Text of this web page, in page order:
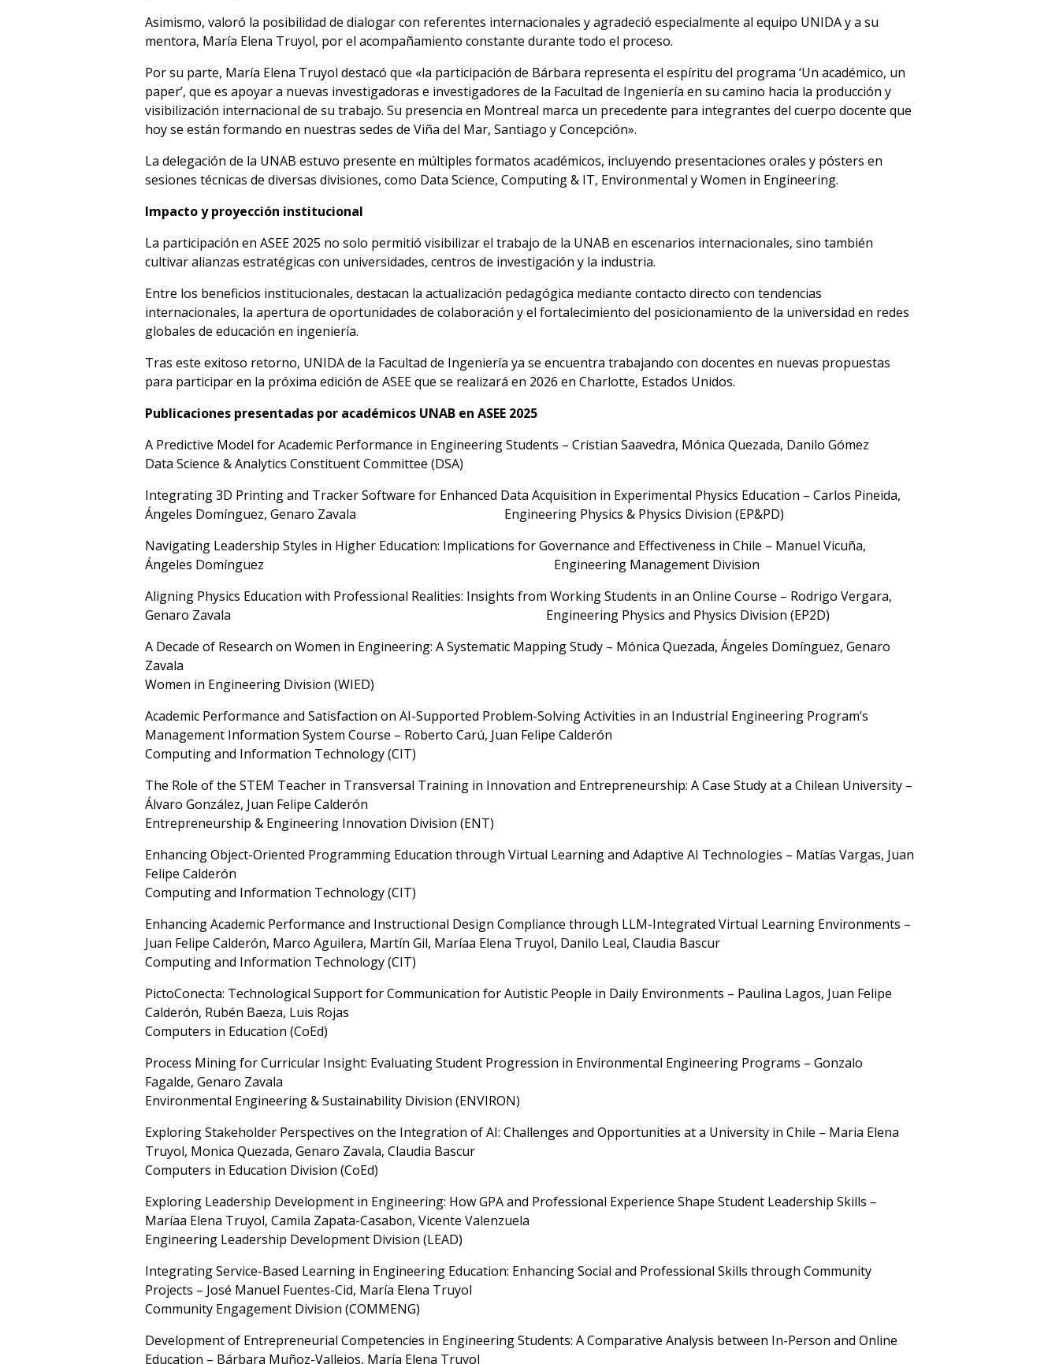
Asimismo, valoró la posibilidad de dialogar con referentes internacionales y agradeció especialmente al equipo UNIDA y a su
mentora, María Elena Truyol, por el acompañamiento constante durante todo el proceso.
Por su parte, María Elena Truyol destacó que «la participación de Bárbara representa el espíritu del programa ‘Un académico, un
paper’, que es apoyar a nuevas investigadoras e investigadores de la Facultad de Ingeniería en su camino hacia la producción y
visibilización internacional de su trabajo. Su presencia en Montreal marca un precedente para integrantes del cuerpo docente que
hoy se están formando en nuestras sedes de Viña del Mar, Santiago y Concepción».
La delegación de la UNAB estuvo presente en múltiples formatos académicos, incluyendo presentaciones orales y pósters en
sesiones técnicas de diversas divisiones, como Data Science, Computing & IT, Environmental y Women in Engineering.
Impacto y proyección institucional
La participación en ASEE 2025 no solo permitió visibilizar el trabajo de la UNAB en escenarios internacionales, sino también
cultivar alianzas estratégicas con universidades, centros de investigación y la industria.
Entre los beneficios institucionales, destacan la actualización pedagógica mediante contacto directo con tendencias
internacionales, la apertura de oportunidades de colaboración y el fortalecimiento del posicionamiento de la universidad en redes
globales de educación en ingeniería.
Tras este exitoso retorno, UNIDA de la Facultad de Ingeniería ya se encuentra trabajando con docentes en nuevas propuestas
para participar en la próxima edición de ASEE que se realizará en 2026 en Charlotte, Estados Unidos.
Publicaciones presentadas por académicos UNAB en ASEE 2025
A Predictive Model for Academic Performance in Engineering Students – Cristian Saavedra, Mónica Quezada, Danilo Gómez
Data Science & Analytics Constituent Committee (DSA)
Integrating 3D Printing and Tracker Software for Enhanced Data Acquisition in Experimental Physics Education – Carlos Pineida,
Ángeles Domínguez, Genaro Zavala Engineering Physics & Physics Division (EP&PD)
Navigating Leadership Styles in Higher Education: Implications for Governance and Effectiveness in Chile – Manuel Vicuña,
Ángeles Domínguez Engineering Management Division
Aligning Physics Education with Professional Realities: Insights from Working Students in an Online Course – Rodrigo Vergara,
Genaro Zavala Engineering Physics and Physics Division (EP2D)
A Decade of Research on Women in Engineering: A Systematic Mapping Study – Mónica Quezada, Ángeles Domínguez, Genaro
Zavala
Women in Engineering Division (WIED)
Academic Performance and Satisfaction on AI-Supported Problem-Solving Activities in an Industrial Engineering Program’s
Management Information System Course – Roberto Carú, Juan Felipe Calderón
Computing and Information Technology (CIT)
The Role of the STEM Teacher in Transversal Training in Innovation and Entrepreneurship: A Case Study at a Chilean University –
Álvaro González, Juan Felipe Calderón
Entrepreneurship & Engineering Innovation Division (ENT)
Enhancing Object-Oriented Programming Education through Virtual Learning and Adaptive AI Technologies – Matías Vargas, Juan
Felipe Calderón
Computing and Information Technology (CIT)
Enhancing Academic Performance and Instructional Design Compliance through LLM-Integrated Virtual Learning Environments –
Juan Felipe Calderón, Marco Aguilera, Martín Gil, Maríaa Elena Truyol, Danilo Leal, Claudia Bascur
Computing and Information Technology (CIT)
PictoConecta: Technological Support for Communication for Autistic People in Daily Environments – Paulina Lagos, Juan Felipe
Calderón, Rubén Baeza, Luis Rojas
Computers in Education (CoEd)
Process Mining for Curricular Insight: Evaluating Student Progression in Environmental Engineering Programs – Gonzalo
Fagalde, Genaro Zavala
Environmental Engineering & Sustainability Division (ENVIRON)
Exploring Stakeholder Perspectives on the Integration of AI: Challenges and Opportunities at a University in Chile – Maria Elena
Truyol, Monica Quezada, Genaro Zavala, Claudia Bascur
Computers in Education Division (CoEd)
Exploring Leadership Development in Engineering: How GPA and Professional Experience Shape Student Leadership Skills –
Maríaa Elena Truyol, Camila Zapata-Casabon, Vicente Valenzuela
Engineering Leadership Development Division (LEAD)
Integrating Service-Based Learning in Engineering Education: Enhancing Social and Professional Skills through Community
Projects – José Manuel Fuentes-Cid, María Elena Truyol
Community Engagement Division (COMMENG)
Development of Entrepreneurial Competencies in Engineering Students: A Comparative Analysis between In-Person and Online
Education – Bárbara Muñoz-Vallejos, María Elena Truyol